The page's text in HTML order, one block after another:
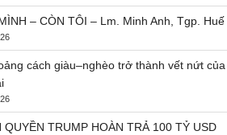
– CÒN TÔI – Lm. Minh Anh, Tgp. Huế
cách giàu–nghèo trở thành vết nứt của
QUYỀN TRUMP HOÀN TRẢ 100 TỶ USD